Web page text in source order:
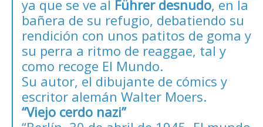
ya que se ve al Führer desnudo, en la
bañera de su refugio, debatiendo su
rendición con unos patitos de goma y
su perra a ritmo de reaggae, tal y
como recoge El Mundo.
Su autor, el dibujante de cómics y
escritor alemán Walter Moers.
“Viejo cerdo nazi”